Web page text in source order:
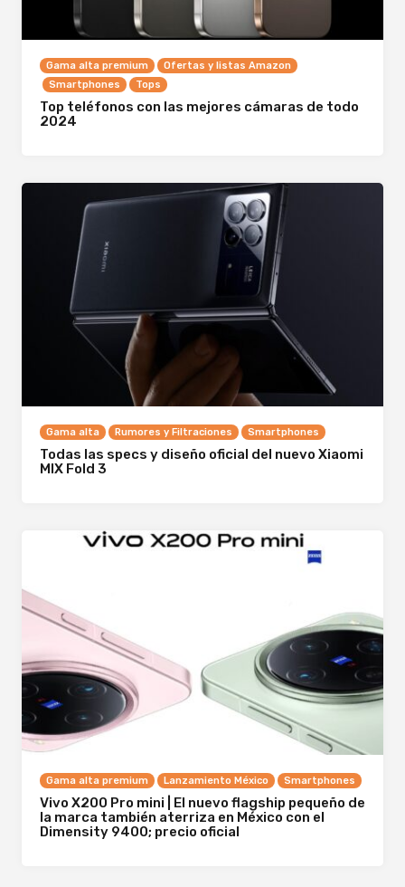
Gama alta premium
Ofertas y listas Amazon
Smartphones
Tops
Top teléfonos con las mejores cámaras de todo
2024
Gama alta Rumores y Filtraciones Smartphones
Todas las specs y diseño oficial del nuevo Xiaomi
MIX Fold 3
Gama alta premium Lanzamiento México Smartphones
Vivo X200 Pro mini | El nuevo flagship pequeño de
la marca también aterriza en México con el
Dimensity 9400; precio oficial